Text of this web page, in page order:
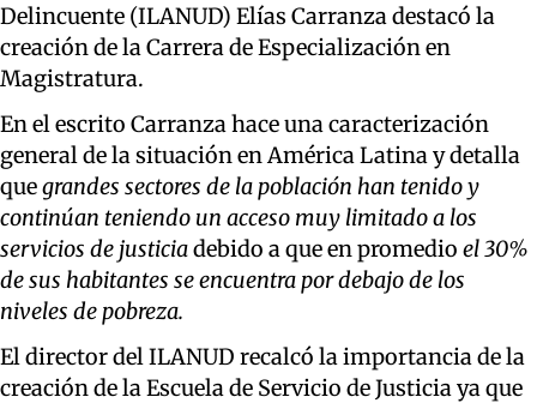
Delincuente (ILANUD) Elías Carranza destacó la
creación de la Carrera de Especialización en
Magistratura.
En el escrito Carranza hace una caracterización
general de la situación en América Latina y detalla
quegrandes sectores de la población han tenido y
continúan teniendo un acceso muy limitado a los
servicios de justiciadebido a que en promedio el 30%
de sus habitantes se encuentra por debajo de los
niveles de pobreza.
El director del ILANUD recalcó la importancia de la
creación de la Escuela de Servicio de Justicia ya que